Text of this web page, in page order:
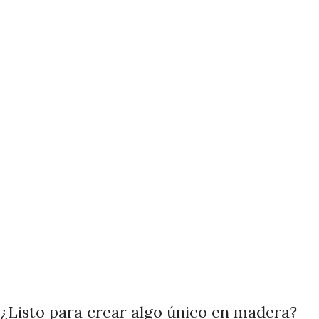
¿Listo para crear algo único en madera?